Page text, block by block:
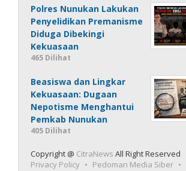
Polres Nunukan Lakukan
Penyelidikan Premanisme
Diduga Dibekingi
Kekuasaan
465 Dilihat
Beasiswa dan Lingkar
Kekuasaan: Dugaan
Nepotisme Menghantui
Pemkab Nunukan
405 Dilihat
Copyright @ CitraNews All Right Reserved
Privacy Policy
Pedoman Media Siber